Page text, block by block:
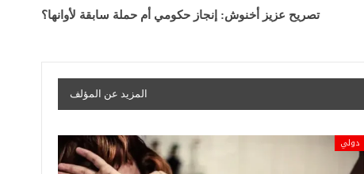
تصريح عزيز أخنوش: إنجاز حكومي أم حملة سابقة لأوانها؟
المزيد عن المؤلف
دولي